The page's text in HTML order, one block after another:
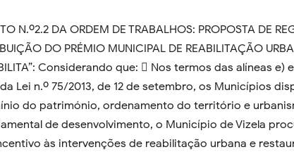
N.º2.2 DA ORDEM DE TRABALHOS: PROPOSTA DE
DO PRÉMIO MUNICIPAL DE REABILITAÇÃO
Considerando que:  Nos termos das alíneas e)
Lei n.º 75/2013, de 12 de setembro, os Municípios
do património, ordenamento do território e
de desenvolvimento, o Município de Vizela
às intervenções de reabilitação urbana e